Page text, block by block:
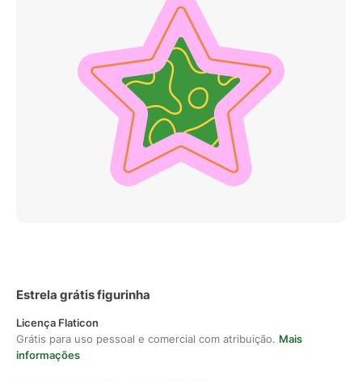
Estrela grátis figurinha
Licença Flaticon
Grátis para uso pessoal e comercial com atribuição. Mais
informações